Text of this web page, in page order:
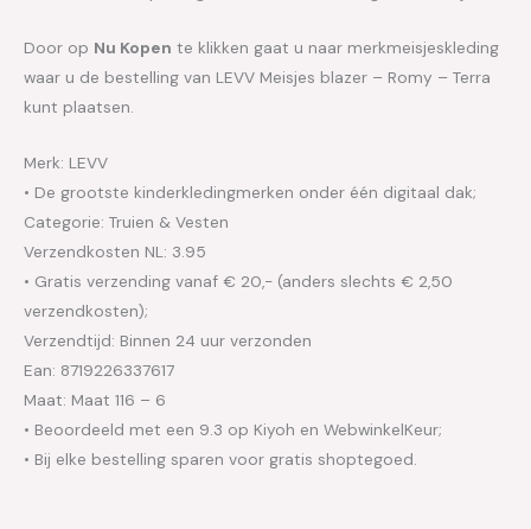
Door op Nu Kopen te klikken gaat u naar merkmeisjeskleding
waar u de bestelling van LEVV Meisjes blazer – Romy – Terra
kunt plaatsen.
Merk: LEVV
• De grootste kinderkledingmerken onder één digitaal dak;
Categorie: Truien & Vesten
Verzendkosten NL: 3.95
• Gratis verzending vanaf € 20,- (anders slechts € 2,50
verzendkosten);
Verzendtijd: Binnen 24 uur verzonden
Ean: 8719226337617
Maat: Maat 116 – 6
• Beoordeeld met een 9.3 op Kiyoh en WebwinkelKeur;
• Bij elke bestelling sparen voor gratis shoptegoed.